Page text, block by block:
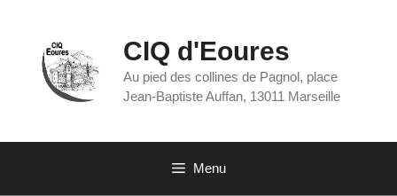
CIQ d'Eoures
Au pied des collines de Pagnol, place
Jean-Baptiste Auffan, 13011 Marseille
Menu